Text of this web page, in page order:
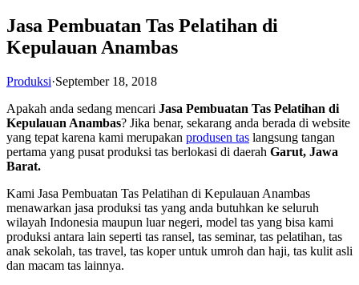
Jasa Pembuatan Tas Pelatihan di
Kepulauan Anambas
Produksi·September 18, 2018
Apakah anda sedang mencari Jasa Pembuatan Tas Pelatihan di
Kepulauan Anambas? Jika benar, sekarang anda berada di website
yang tepat karena kami merupakan produsen tas langsung tangan
pertama yang pusat produksi tas berlokasi di daerah Garut, Jawa
Barat.
Kami Jasa Pembuatan Tas Pelatihan di Kepulauan Anambas
menawarkan jasa produksi tas yang anda butuhkan ke seluruh
wilayah Indonesia maupun luar negeri, model tas yang bisa kami
produksi antara lain seperti tas ransel, tas seminar, tas pelatihan, tas
anak sekolah, tas travel, tas koper untuk umroh dan haji, tas kulit asli
dan macam tas lainnya.